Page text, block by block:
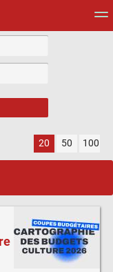
20 50 100